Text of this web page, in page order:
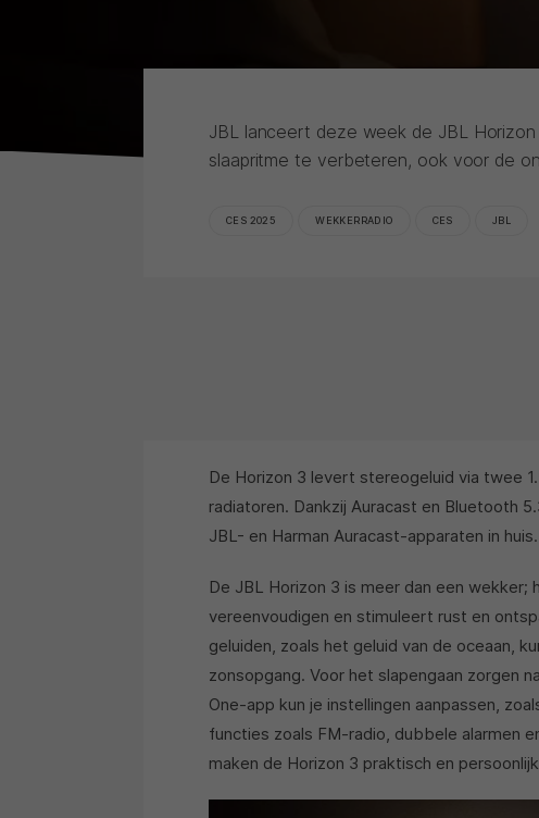
JBL lanceert deze week de JBL
slaapritme te verbeteren, ook voor de
CES 2025 WEKKERRADIO CES JBL
De Horizon 3 levert stereogeluid via twee
radiatoren. Dankzij Auracast en Bluetooth
JBL- en Harman Auracast-apparaten in huis.
De JBL Horizon 3 is meer dan een wekker;
vereenvoudigen en stimuleert rust en
geluiden, zoals het geluid van de oceaan,
zonsopgang. Voor het slapengaan zorgen
One-app kun je instellingen aanpassen,
functies zoals FM-radio, dubbele alarmen
maken de Horizon 3 praktisch en